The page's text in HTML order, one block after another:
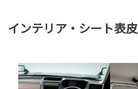
インテリア・シート表皮